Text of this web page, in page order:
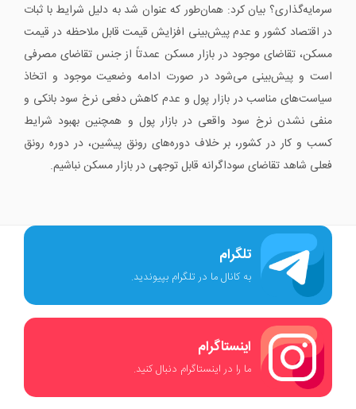
سرمایه‌گذاری؟ بیان کرد: همان‌طور که عنوان شد به دلیل شرایط با ثبات
در اقتصاد کشور و عدم پیش‌بینی افزایش قیمت قابل ملاحظه در قیمت
مسکن، تقاضای موجود در بازار مسکن عمدتاً از جنس تقاضای مصرفی
است و پیش‌بینی می‌شود در صورت ادامه وضعیت موجود و اتخاذ
سیاست‌های مناسب در بازار پول و عدم کاهش دفعی نرخ سود بانکی و
منفی نشدن نرخ سود واقعی در بازار پول و همچنین بهبود شرایط
کسب و کار در کشور، بر خلاف دوره‌های رونق پیشین، در دوره رونق
فعلی شاهد تقاضای سوداگرانه قابل توجهی در بازار مسکن نباشیم.
تلگرام
به کانال ما در تلگرام بپیوندید.
اینستاگرام
ما را در اینستاگرام دنبال کنید.